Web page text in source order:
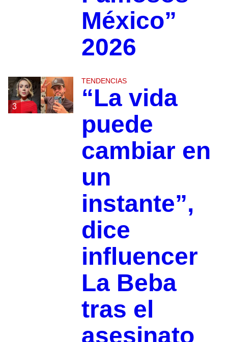
México”
2026
3
TENDENCIAS
“La vida
puede
cambiar en
un
instante”,
dice
influencer
La Beba
tras el
asesinato